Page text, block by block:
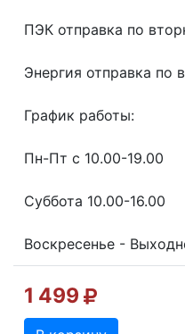
ПЭК отправка по
Энергия отправка по
График работы:
Пн-Пт с 10.00-19.00
Суббота 10.00-16.00
Воскресенье -
1 499